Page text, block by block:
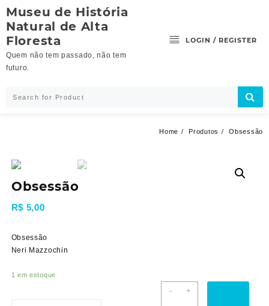
content
Museu de História
Natural de Alta
Floresta
Quem não tem passado, não tem
futuro.
LOGIN / REGISTER
Home Produtos Obsessão
Obsessão
R$ 5,00
Obsessão
Neri Mazzochin
1 em estoque
-
Obsessão
+